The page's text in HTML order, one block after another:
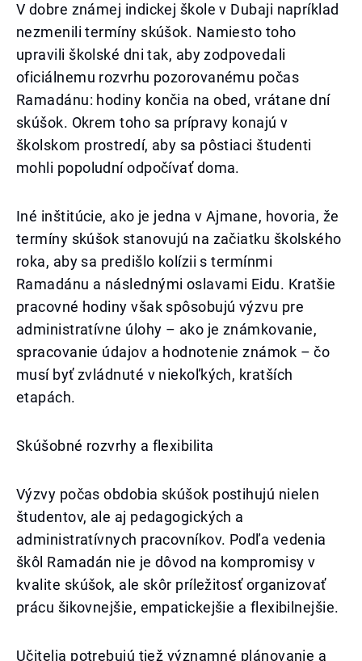
V dobre známej indickej škole v Dubaji napríklad
nezmenili termíny skúšok. Namiesto toho
upravili školské dni tak, aby zodpovedali
oficiálnemu rozvrhu pozorovanému počas
Ramadánu: hodiny končia na obed, vrátane dní
skúšok. Okrem toho sa prípravy konajú v
školskom prostredí, aby sa pôstiaci študenti
mohli popoludní odpočívať doma.
Iné inštitúcie, ako je jedna v Ajmane, hovoria, že
termíny skúšok stanovujú na začiatku školského
roka, aby sa predišlo kolízii s termínmi
Ramadánu a následnými oslavami Eidu. Kratšie
pracovné hodiny však spôsobujú výzvu pre
administratívne úlohy – ako je známkovanie,
spracovanie údajov a hodnotenie známok – čo
musí byť zvládnuté v niekoľkých, kratších
etapách.
Skúšobné rozvrhy a flexibilita
Výzvy počas obdobia skúšok postihujú nielen
študentov, ale aj pedagogických a
administratívnych pracovníkov. Podľa vedenia
škôl Ramadán nie je dôvod na kompromisy v
kvalite skúšok, ale skôr príležitosť organizovať
prácu šikovnejšie, empatickejšie a flexibilnejšie.
Učitelia potrebujú tiež významné plánovanie a